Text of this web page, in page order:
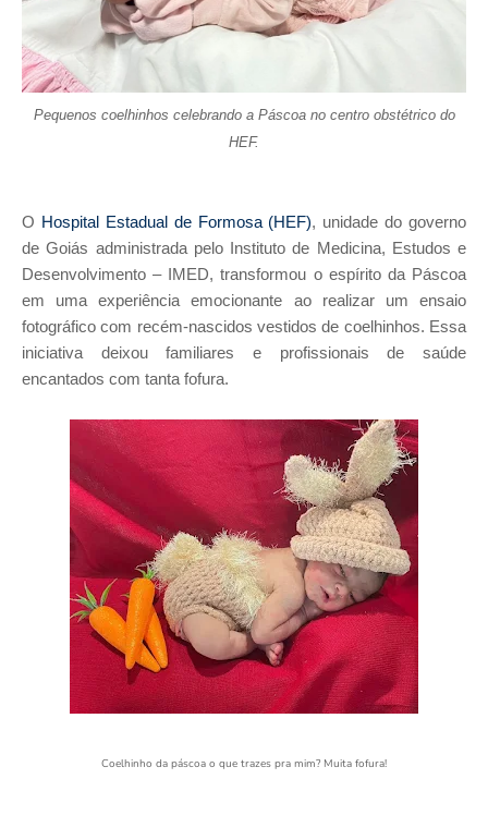
Pequenos coelhinhos celebrando a Páscoa no centro obstétrico do
HEF.
O Hospital Estadual de Formosa (HEF), unidade do governo
de Goiás administrada pelo Instituto de Medicina, Estudos e
Desenvolvimento – IMED, transformou o espírito da Páscoa
em uma experiência emocionante ao realizar um ensaio
fotográfico com recém-nascidos vestidos de coelhinhos. Essa
iniciativa deixou familiares e profissionais de saúde
encantados com tanta fofura.
Coelhinho da páscoa o que trazes pra mim? Muita fofura!